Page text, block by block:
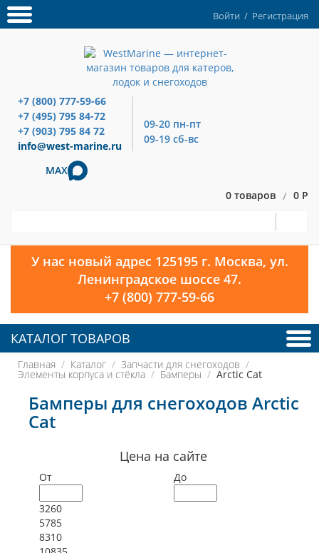
Войти / Регистрация
+7 (800) 777-59-66
+7 (495) 795 84-72
+7 (903) 795 84 72
info@west-marine.ru
09-20 пн-пт
09-19 сб-вс
MAX
0 товаров / 0 Р
У нас новый адрес 125195 г. Москва, ул.
Ленинградское шоссе 47.
+7 (800) 777-59-66
КАТАЛОГ ТОВАРОВ
Главная Каталог Запчасти для снегоходов
Элементы корпуса и стёкла Бамперы Arctic Cat
Бамперы для снегоходов Arctic
Cat
Цена на сайте
От До
3260
5785
8310